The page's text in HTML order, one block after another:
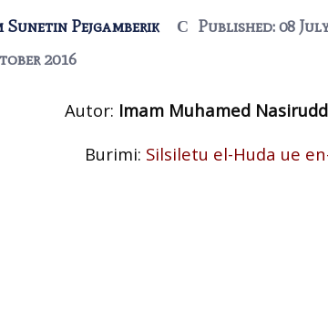
Pejgamberik
Published: 08
2016
Autor: Imam Muhamed
Burimi: Silsiletu el-Huda ue